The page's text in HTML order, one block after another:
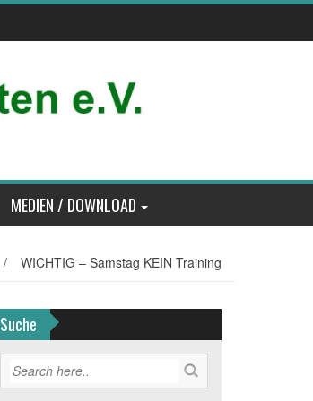
MEDIEN / DOWNLOAD
/ WICHTIG – Samstag KEIN Training
Suche